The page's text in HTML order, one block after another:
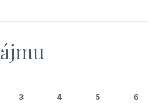
3 4 5
6